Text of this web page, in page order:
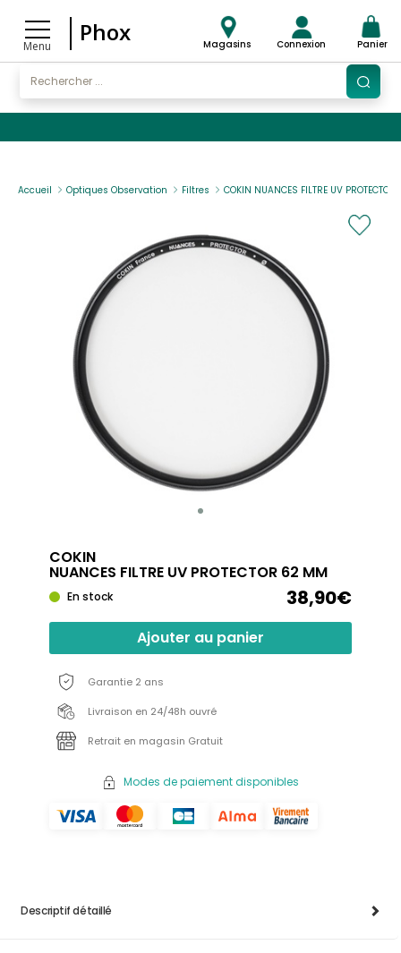
Menu
Phox Magasins Connexion Panier
Accueil Optiques Observation Filtres COKIN NUANCES FILTRE UV
COKIN
NUANCES FILTRE UV PROTECTOR 62 MM
En stock 38,90€
Ajouter au panier
Garantie 2 ans
Livraison en 24/48h ouvré
Retrait en magasin Gratuit
Modes de paiement disponibles
Descriptif détaillé